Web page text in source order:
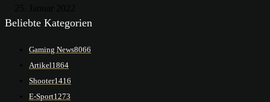
Beliebte Kategorien
Gaming News8066
Artikel1864
Shooter1416
E-Sport1273